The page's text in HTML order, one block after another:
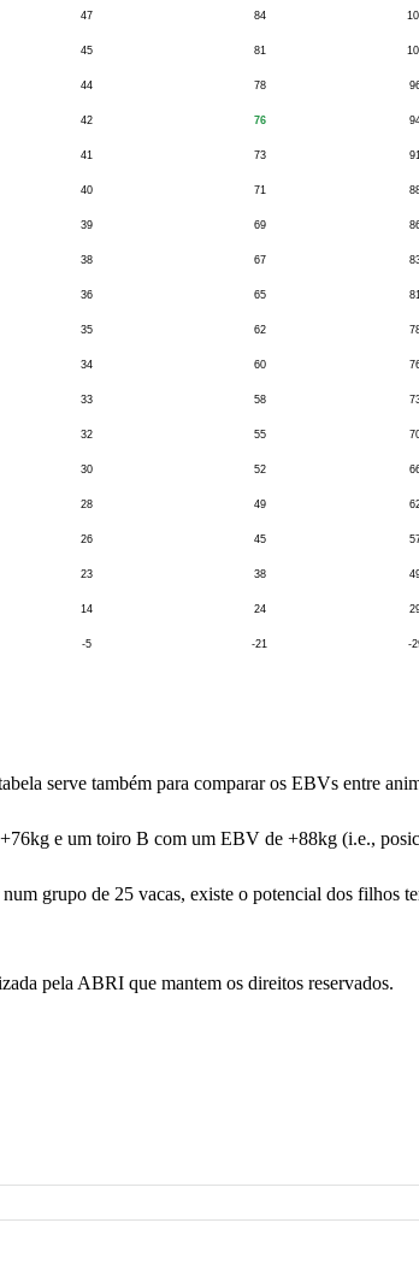
47 84
45 81
44 78
42 76
41 73
40 71
39 69
38 67
36 65
35 62
34 60
33 58
32 55
30 52
28 49
26 45
23 38
14 24
-5 -21 -
serve também para comparar os EBVs entre
e um toiro B com um EBV de +88kg (i.e.,
grupo de 25 vacas, existe o potencial dos filhos
pela ABRI que mantem os direitos reservados.